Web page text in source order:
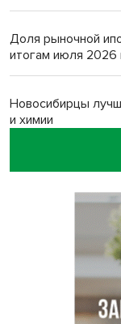
Доля рыночной
итогам июля 2026
Новосибирцы
и химии